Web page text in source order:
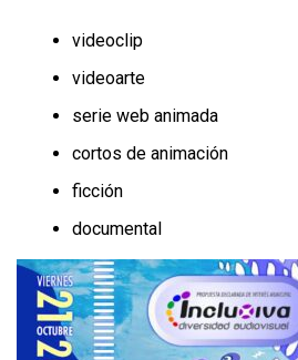
videoclip
videoarte
serie web animada
cortos de animación
ficción
documental